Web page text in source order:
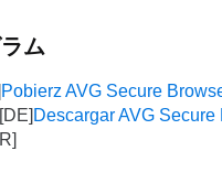
ム
Pobierz AVG Secure
Descargar AVG Secure